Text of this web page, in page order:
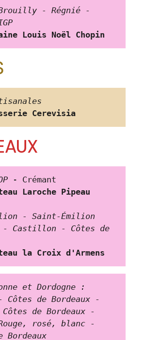
- Régnié -
Louis Noël Chopin
Cerevisia
- Crémant
Laroche Pipeau
- Saint-Émilion
- Castillon - Côtes de
la Croix d'Armens
et Dordogne
:
de Bordeaux -
de Bordeaux -
rosé, blanc -
Bordeaux